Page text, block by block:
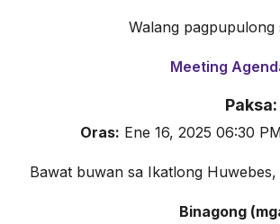
Walang
Meeting
Oras: Ene 16, 2025 06:30
Bawat buwan sa Ikatlong Huwebes,
Binagong